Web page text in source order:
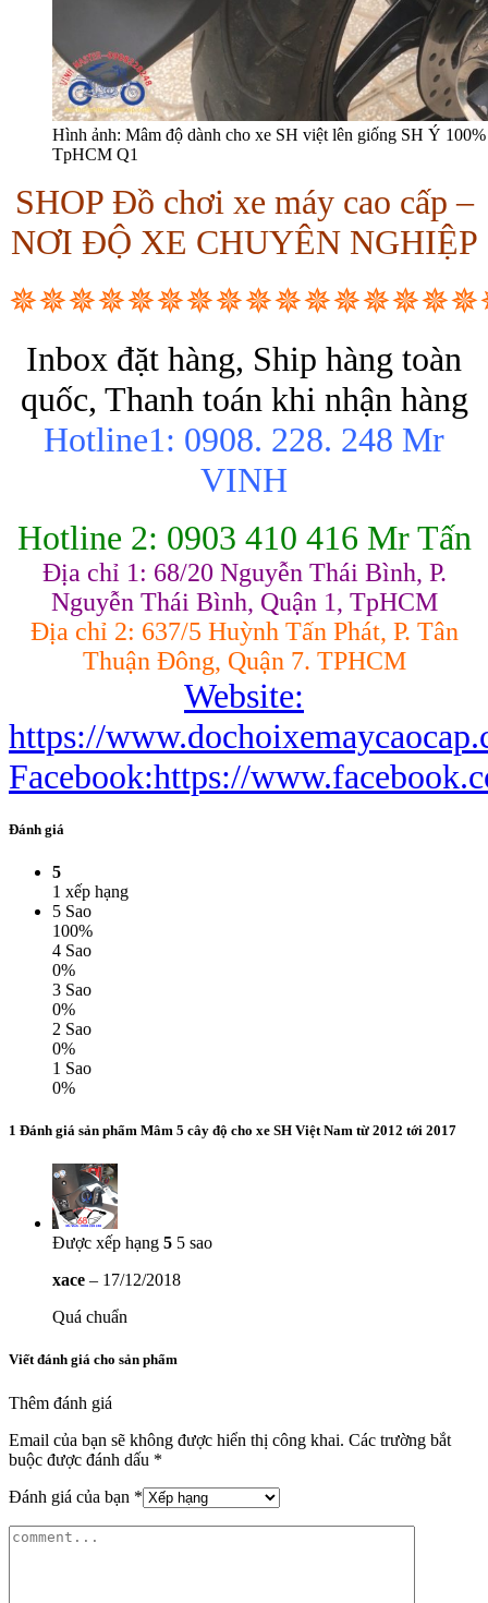
Hình ảnh: Mâm độ dành cho xe SH việt lên giống SH Ý
TpHCM Q1
SHOP Đồ chơi xe máy cao cấp –
NƠI ĐỘ XE CHUYÊN NGHIỆP
Inbox đặt hàng, Ship hàng toàn
quốc, Thanh toán khi nhận hàng
Hotline1: 0908. 228. 248 Mr
VINH
Hotline 2: 0903 410 416 Mr Tấn
Địa chỉ 1: 68/20 Nguyễn Thái Bình, P.
Nguyễn Thái Bình, Quận 1, TpHCM
Địa chỉ 2: 637/5 Huỳnh Tấn Phát, P. Tân
Thuận Đông, Quận 7. TPHCM
Website:
https://
Facebook:https://
Đánh giá
5
1 xếp hạng
5 Sao
100%
4 Sao
0%
3 Sao
0%
2 Sao
0%
1 Sao
0%
1 Đánh giá sản phẩm Mâm 5 cây độ cho xe SH Việt Nam từ 2012 tới 2017
Được xếp hạng 5 5 sao
xace – 17/12/2018
Quá chuẩn
Viết đánh giá cho sản phẩm
Thêm đánh giá
Email của bạn sẽ không được hiển thị công khai. Các trường bắt
buộc được đánh dấu *
Đánh giá của bạn *